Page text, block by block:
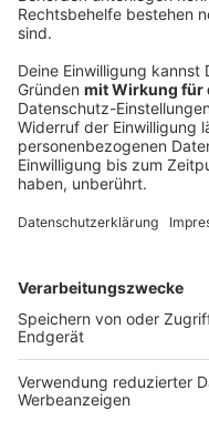
Ein Toter und sechs
Transporter
überschlägt sich.
DEINE GEMERKTEN